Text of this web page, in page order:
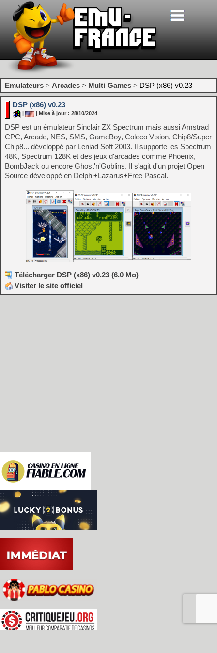
Emulateurs > Arcades > Multi-Games > DSP (x86) v0.23
DSP (x86) v0.23
| Mise à jour : 28/10/2024
DSP est un émulateur Sinclair ZX Spectrum mais aussi Amstrad
CPC, Arcade, NES, SMS, GameBoy, Coleco Vision, Chip8/Super
Chip8... développé par Leniad Soft 2003. Il supporte les Spectrum
48K, Spectrum 128K et des jeux d'arcades comme Phoenix,
BombJack ou encore Ghost'n'Goblins. Il s'agit d'un projet Open
Source développé en Delphi+Lazarus+Free Pascal.
Télécharger DSP (x86) v0.23 (6.0 Mo)
Visiter le site officiel